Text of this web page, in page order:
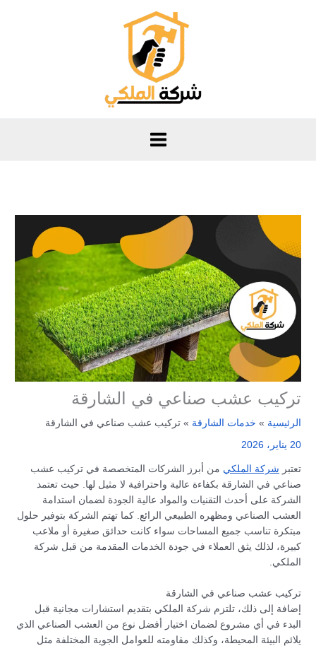
تركيب عشب صناعي في الشارقة
الرئيسية خدمات الشارقة تركيب عشب صناعي في الشارقة
20 يناير، 2026
تعتبر شركة الملكي من أبرز الشركات المتخصصة في تركيب عشب
صناعي في الشارقة بكفاءة عالية واحترافية لا مثيل لها. حيث تعتمد
الشركة على أحدث التقنيات والمواد عالية الجودة لضمان استدامة
العشب الصناعي ومظهره الطبيعي الرائع. كما تهتم الشركة بتوفير حلول
مبتكرة تناسب جميع المساحات سواء كانت حدائق صغيرة أو ملاعب
كبيرة، لذلك يثق العملاء في جودة الخدمات المقدمة من قبل شركة
الملكي.
تركيب عشب صناعي في الشارقة
إضافة إلى ذلك، تلتزم شركة الملكي بتقديم استشارات مجانية قبل
البدء في أي مشروع لضمان اختيار أفضل نوع من العشب الصناعي الذي
يلائم البيئة المحيطة، وكذلك مقاومته للعوامل الجوية المختلفة مثل